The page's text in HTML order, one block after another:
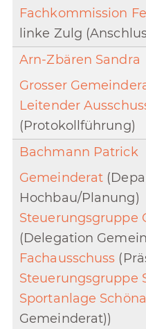
Fachkommission
linke Zulg
Arn-Zbären Sandra
Grosser
Leitender
(Protokollführung)
Bachmann Patrick
Gemeinderat
Hochbau/Planung)
Steuerungsgruppe
(Delegation
Fachausschuss
Steuerungsgruppe
Sportanlage
Gemeinderat))